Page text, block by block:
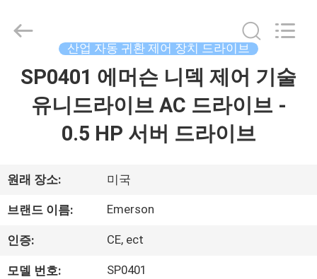
소
개
동
2026
CO.,LTD.
산업 자동 귀환 제어 장치 드라이브
SP0401 에머슨 니덱 제어 기술
유니드라이브 AC 드라이브 -
0.5 HP 서버 드라이브
원래 장소: 미국
브랜드 이름: Emerson
인증: CE, ect
모델 번호: SP0401